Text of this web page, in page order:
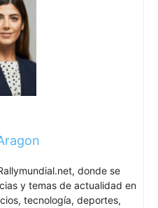
donde se
y temas de actualidad en
tecnología, deportes,